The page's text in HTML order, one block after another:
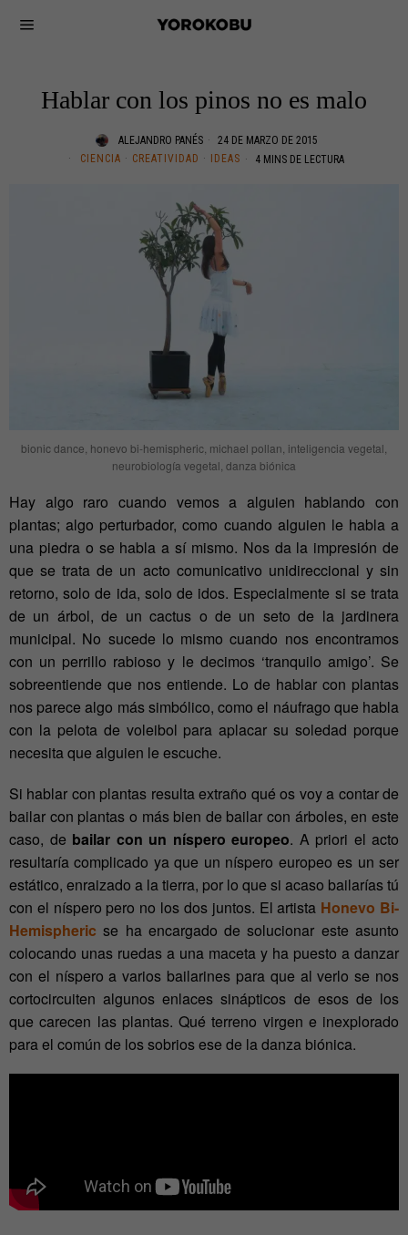
Hablar con los pinos no es malo
ALEJANDRO PANÉS
24 DE MARZO DE 2015
CIENCIA · CREATIVIDAD · IDEAS 4 MINS DE LECTURA
bionic dance, honevo bi-hemispheric, michael pollan, inteligencia vegetal,
neurobiología vegetal, danza biónica
Hay algo raro cuando vemos a alguien hablando con
plantas; algo perturbador, como cuando alguien le habla a
una piedra o se habla a sí mismo. Nos da la impresión de
que se trata de un acto comunicativo unidireccional y sin
retorno, solo de ida, solo de idos. Especialmente si se trata
de un árbol, de un cactus o de un seto de la jardinera
municipal. No sucede lo mismo cuando nos encontramos
con un perrillo rabioso y le decimos ‘tranquilo amigo’. Se
sobreentiende que nos entiende. Lo de hablar con plantas
nos parece algo más simbólico, como el náufrago que habla
con la pelota de voleibol para aplacar su soledad porque
necesita que alguien le escuche.
Si hablar con plantas resulta extraño qué os voy a contar de
bailar con plantas o más bien de bailar con árboles, en este
caso, de bailar con un níspero europeo. A priori el acto
resultaría complicado ya que un níspero europeo es un ser
estático, enraizado a la tierra, por lo que si acaso bailarías tú
con el níspero pero no los dos juntos. El artista Honevo Bi-
Hemispheric se ha encargado de solucionar este asunto
colocando unas ruedas a una maceta y ha puesto a danzar
con el níspero a varios bailarines para que al verlo se nos
cortocircuiten algunos enlaces sinápticos de esos de los
que carecen las plantas. Qué terreno virgen e inexplorado
para el común de los sobrios ese de la danza biónica.